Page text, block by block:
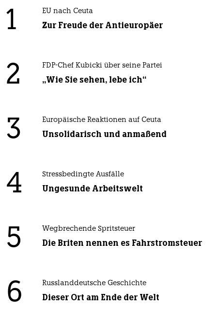
1 EU nach Ceuta
Zur Freude der Antieuropäer
2 FDP-Chef Kubicki über seine Partei
„Wie Sie sehen, lebe ich“
3 Europäische Reaktionen auf Ceuta
Unsolidarisch und anmaßend
4 Stressbedingte Ausfälle
Ungesunde Arbeitswelt
5 Wegbrechende Spritsteuer
Die Briten nennen es Fahrstromsteuer
6 Russlanddeutsche Geschichte
Dieser Ort am Ende der Welt